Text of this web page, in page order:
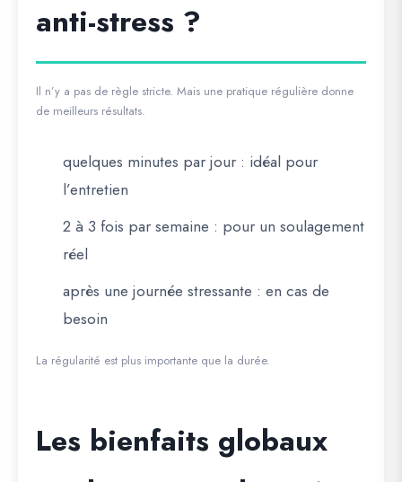
anti-stress ?
Il n’y a pas de règle stricte. Mais une pratique régulière donne
de meilleurs résultats.
quelques minutes par jour : idéal pour
l’entretien
2 à 3 fois par semaine : pour un soulagement
réel
après une journée stressante : en cas de
besoin
La régularité est plus importante que la durée.
Les bienfaits globaux